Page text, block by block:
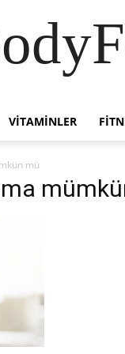
VITAMINLER
mü